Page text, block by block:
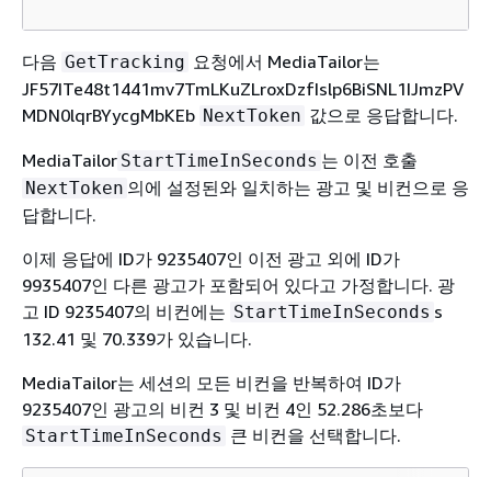
다음 GetTracking 요청에서 MediaTailor는
JF57ITe48t1441mv7TmLKuZLroxDzfIslp6BiSNL1IJmzPV
MDN0lqrBYycgMbKEb NextToken 값으로 응답합니다.
MediaTailor StartTimeInSeconds 는 이전 호출
NextToken 의에 설정된와 일치하는 광고 및 비컨으로 응
답합니다.
이제 응답에 ID가 9235407인 이전 광고 외에 ID가
9935407인 다른 광고가 포함되어 있다고 가정합니다. 광
고 ID 9235407의 비컨에는 StartTimeInSeconds s
132.41 및 70.339가 있습니다.
MediaTailor는 세션의 모든 비컨을 반복하여 ID가
9235407인 광고의 비컨 3 및 비컨 4인 52.286초보다
StartTimeInSeconds 큰 비컨을 선택합니다.